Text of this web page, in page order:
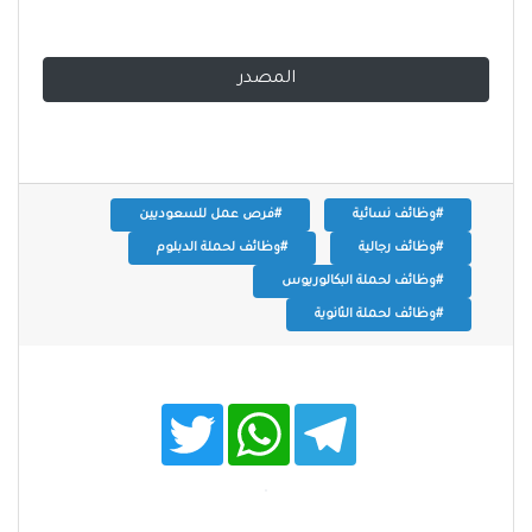
المصدر
#وظائف نسائية #فرص عمل للسعوديين
#وظائف رجالية #وظائف لحملة الدبلوم
#وظائف لحملة البكالوريوس
#وظائف لحملة الثانوية
T
w
t
W
h
t
T
e